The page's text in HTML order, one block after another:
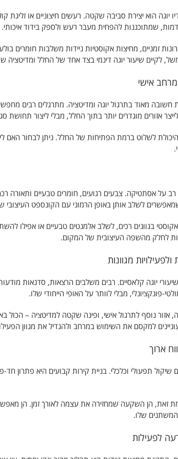
יוגה הוא יצירת סביבה שקטה. רעשים חיצוניים או זליגת
שמתוכננות להפחית מעבר רעש ולספק בידוד איכותי.
זמניים, מחיצות אקוסטיות ניידות משלבות חומרים
לקיים שיעור יוגה דינמי בצד אחד של החלל
אישי
מאוד בתרגול יוגה ומדיטציה. מתרגלים רבים
אזורים מוגדרים יותר בתוך החלל, מבלי ליצור תחושת
היכולת לשלוט ברמת הפתיחות של החלל. ניתן לבחור האם
רב על אסתטיקה. צבעים רגועים, חומרים טבעיים ותאורה
לשלב אותן באופן הרמוני עם הקונספט העיצובי
אקוסטי בגוונים רכים, לשלב אלמנטים טבעיים או אפילו
לחלק מהשפה העיצובית של המקום.
מגוונות
יוגה קלאסיים. רבים משלבים הרצאות, סדנאות
פונקציונלי, מבלי לוותר על האופי הייחודי שלו.
אזור נוסף לתרגול אישי, ופינה שקטה למדיטציה –
למקסם את השימוש במרחב ולהגדיל את מגוון
ארוך
תפעולי וכלכלי. בניית קירות קבועים היא פתרון
זאת, הן השקעה שמחזירה את עצמה לאורך זמן. הן
שלו.
לפעילות